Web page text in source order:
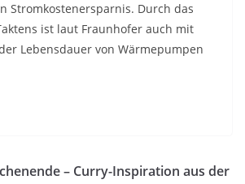
Stromkostenersparnis. Durch das
ist laut Fraunhofer auch mit
Lebensdauer von Wärmepumpen
– Curry-Inspiration aus der